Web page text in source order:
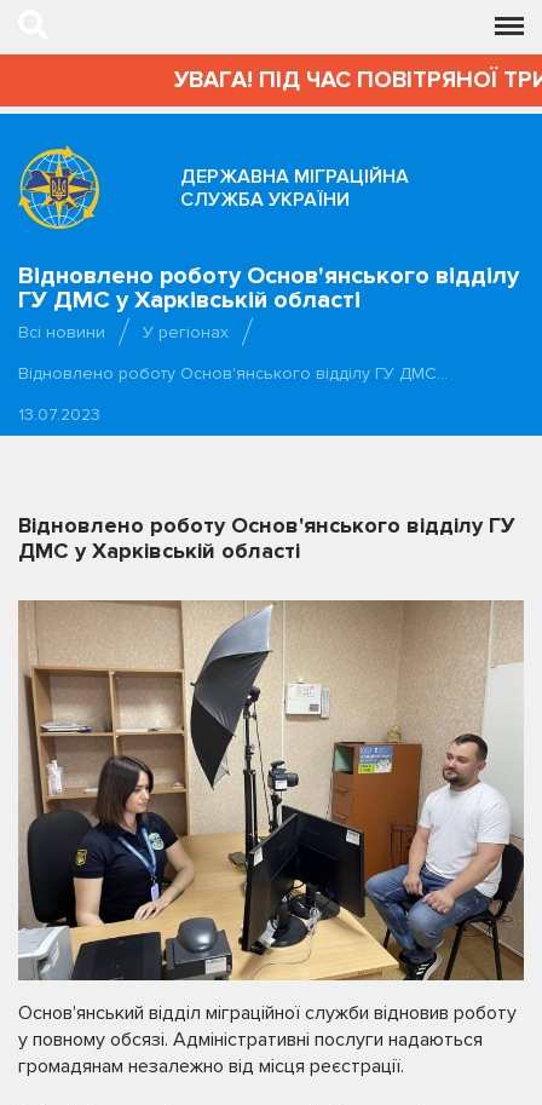
УВАГА! ПІД ЧАС ПОВІТРЯНОЇ
ДЕРЖАВНА МІГРАЦІЙНА
СЛУЖБА УКРАЇНИ
Відновлено роботу Основ'янського відділу
ГУ ДМС у Харківській області
Всі новини
У регіонах
Відновлено роботу Основ'янського відділу ГУ ДМС…
13.07.2023
Відновлено роботу Основ'янського відділу ГУ
ДМС у Харківській області
Основ'янський відділ міграційної служби відновив роботу
у повному обсязі. Адміністративні послуги надаються
громадянам незалежно від місця реєстрації.